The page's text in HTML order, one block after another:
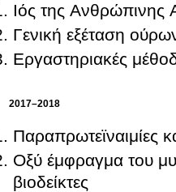
Ιός της Ανθρώπινης
Γενική εξέταση
Εργαστηριακές
2017–2018
Παραπρωτεϊναιμίες
Οξύ έμφραγμα του
βιοδείκτες